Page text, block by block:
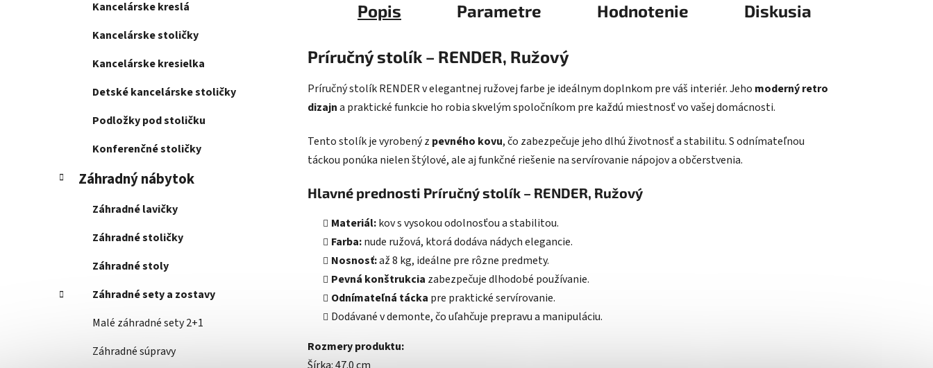
Kancelárske kreslá
Kancelárske stoličky
Kancelárske kresielka
Detské kancelárske stoličky
Podložky pod stoličku
Konferenčné stoličky
Záhradný nábytok
Záhradné lavičky
Záhradné stoličky
Záhradné stoly
Záhradné sety a zostavy
Malé záhradné sety 2+1
Záhradné súpravy
Popis Parametre Hodnotenie Diskusia
Príručný stolík – RENDER, Ružový
Príručný stolík RENDER v elegantnej ružovej farbe je ideálnym doplnkom pre váš interiér. Jeho moderný retro
dizajna praktické funkcie ho robia skvelým spoločníkom pre každú miestnosť vo vašej domácnosti.
Tento stolík je vyrobený z pevného kovu, čo zabezpečuje jeho dlhú životnosť a stabilitu. S odnímateľnou
táckou ponúka nielen štýlové, ale aj funkčné riešenie na servírovanie nápojov a občerstvenia.
Hlavné prednosti Príručný stolík – RENDER, Ružový
Materiál:kov s vysokou odolnosťou a stabilitou.
Farba:nude ružová, ktorá dodáva nádych elegancie.
Nosnosť:až 8 kg, ideálne pre rôzne predmety.
Pevná konštrukcia zabezpečuje dlhodobé používanie.
Odnímateľná tácka pre praktické servírovanie.
Dodávané v demonte, čo uľahčuje prepravu a manipuláciu.
Rozmery produktu: